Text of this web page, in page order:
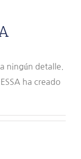
ningún detalle.
ha creado